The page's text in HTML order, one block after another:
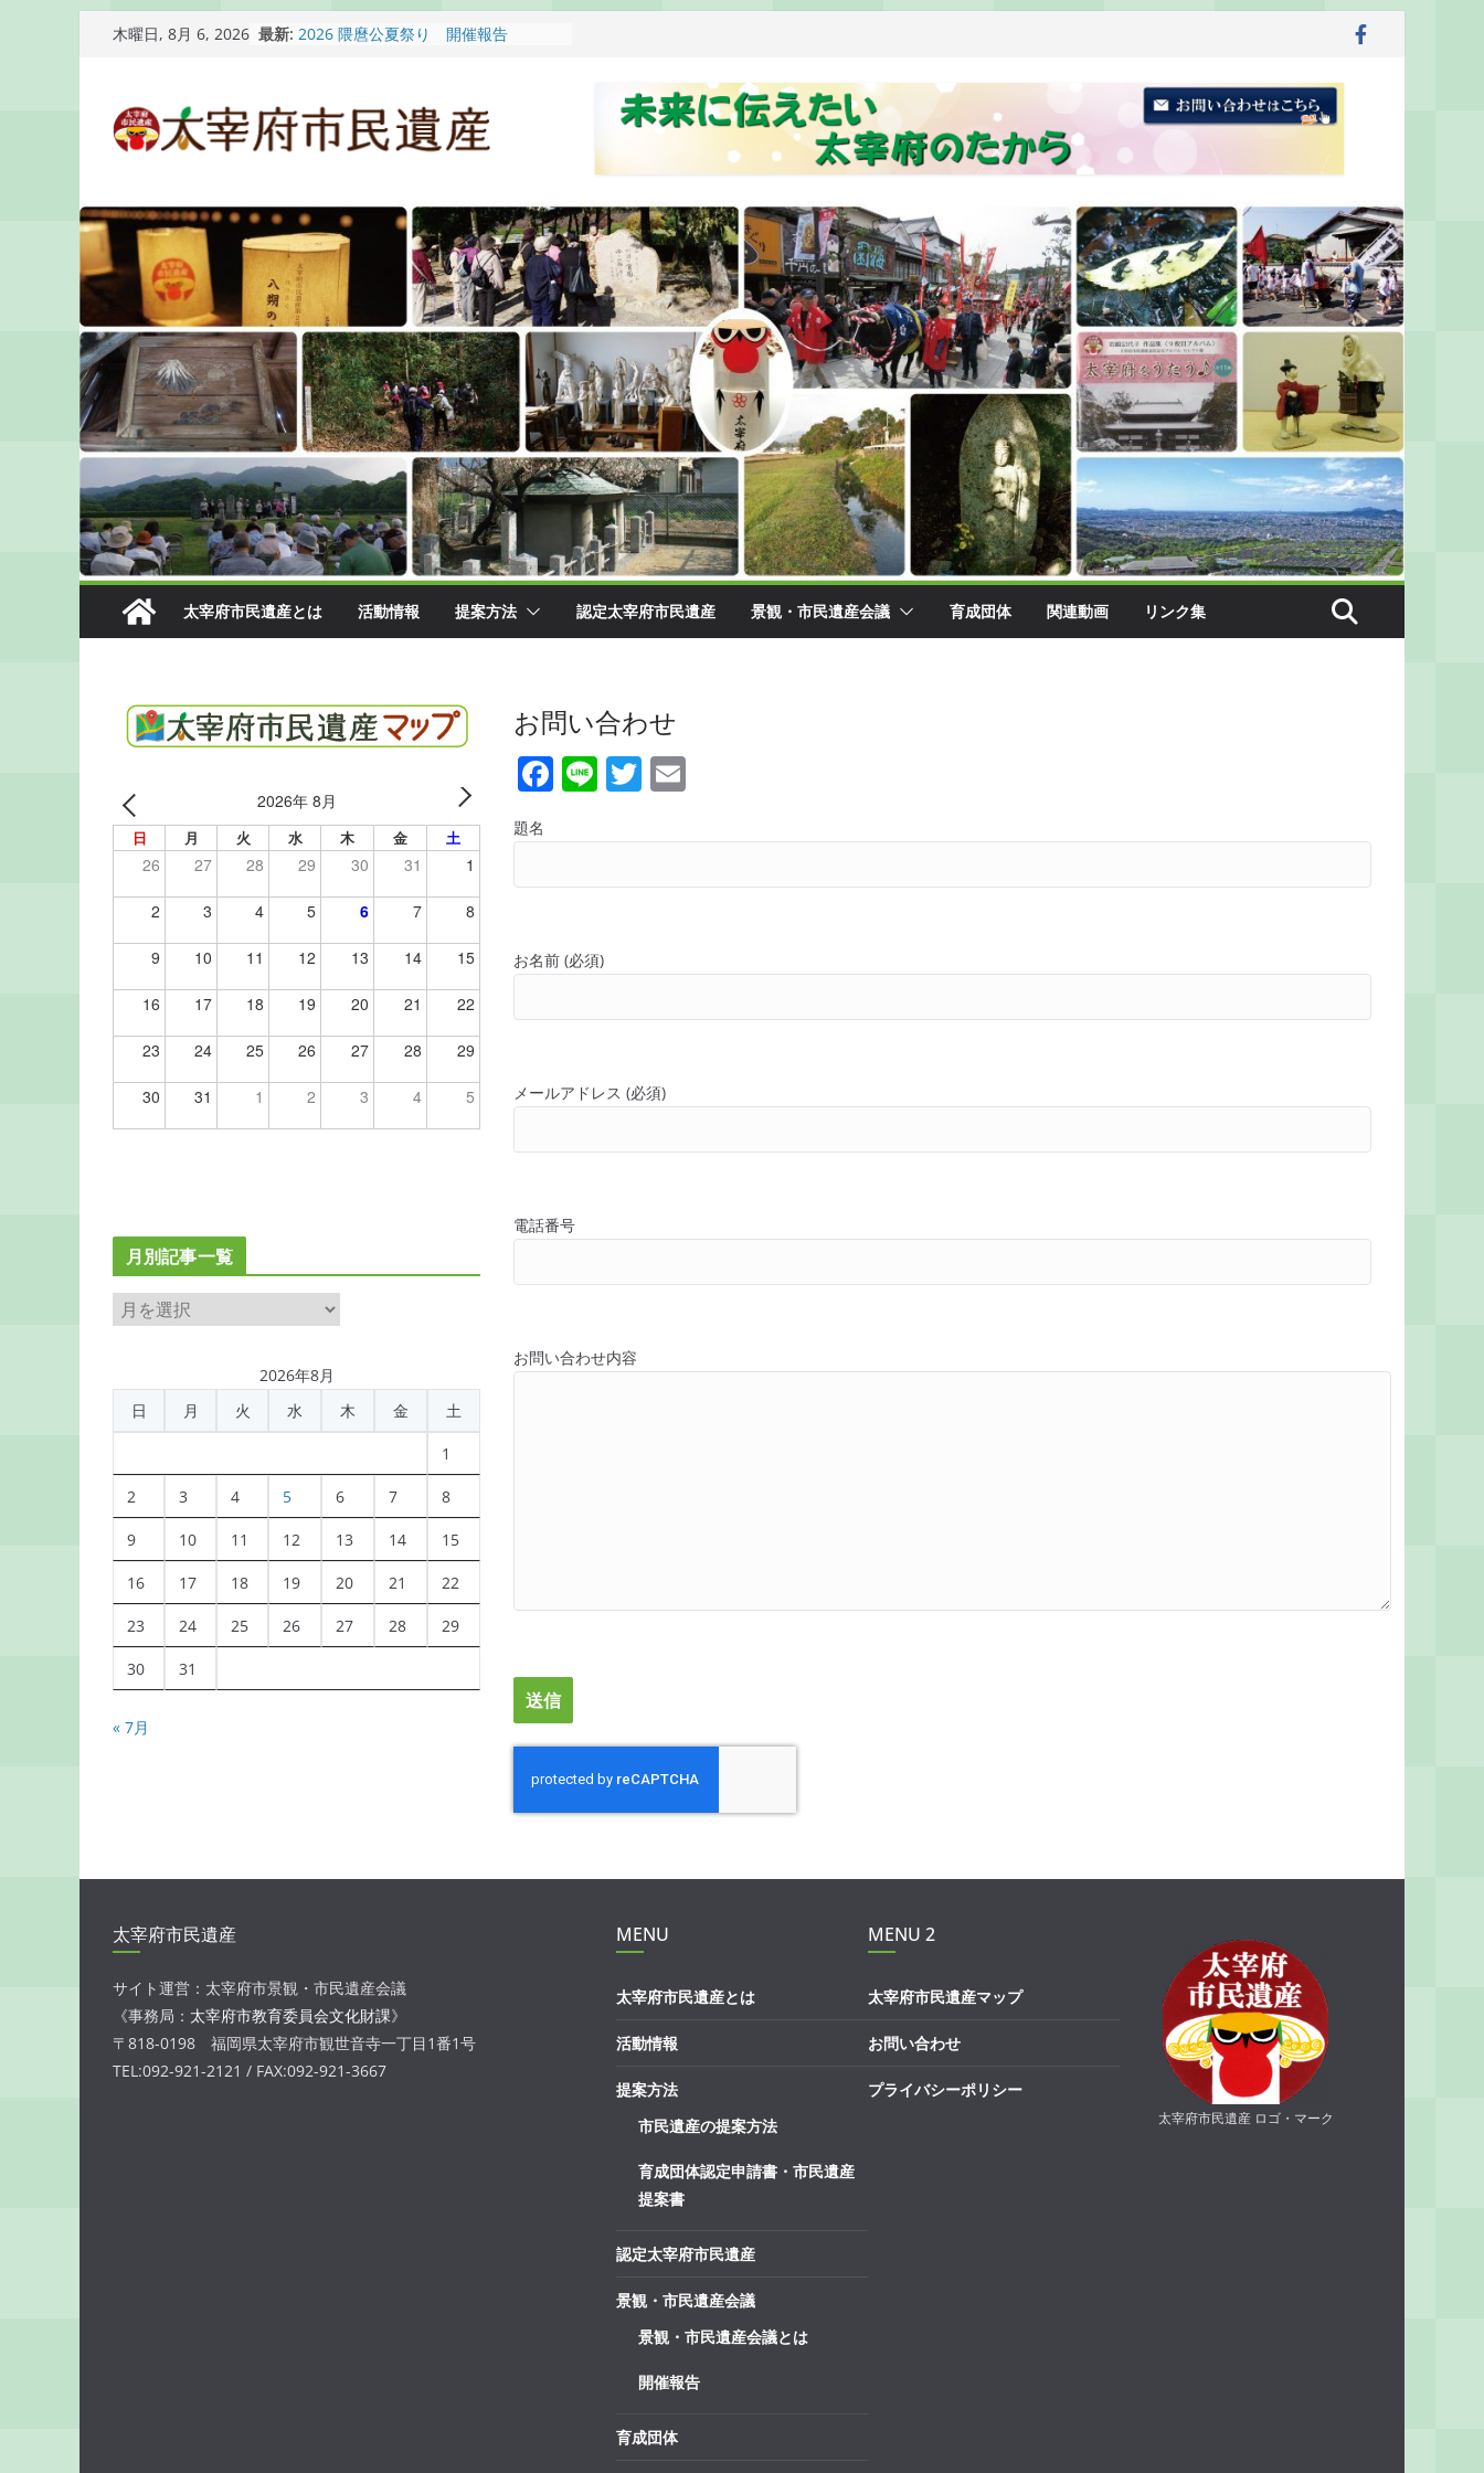
ス
ッ
プ
木曜日, 8月 6, 2026 最新: 2026 隈麿公夏祭り 開催報告
梅香苑夏まつり子どもみこし開催のお
知らせ
太宰府市民遺産とは 活動情報 提案方法 認定太宰府市民遺産 景観・市民遺産会議 育成団体 関連動画 リンク集
お問い合わせ
F
c
e
o
o
k
Li
e
T
itt
er
ai
l
題名
お名前 (必須)
メールアドレス (必須)
電話番号
お問い合わせ内容
2026年 8月
日 月 火 水 木 金 土
26 27 28 29 30 31 1
2 3 4 5 6 7 8
9 10 11 12 13 14 15
16 17 18 19 20 21 22
23 24 25 26 27 28 29
30 31 1 2 3 4 5
月別記事一覧
月
事
2026年8月
日
月 火 水 木 金 土
1
2 3 4 5 6 7 8
9 10 11 12 13 14 15
16 17 18 19 20 21 22
23 24 25 26 27 28 29
30 31
« 7月
太宰府市民遺産
サイト運営：太宰府市景観・市民遺産会議
《事務局： 太宰府市教育委員会文化財課》
〒818-0198 福岡県太宰府市観世音寺一丁目1番1号
TEL:092-921-2121 / FAX:092-921-3667
MENU
太宰府市民遺産とは
活動情報
提案方法
市民遺産の提案方法
育成団体認定申請書・市民遺産
提案書
認定太宰府市民遺産
景観・市民遺産会議
景観・市民遺産会議とは
開催報告
育成団体
MENU 2
太宰府市民遺産マップ
お問い合わせ
プライバシーポリシー
太宰府市民遺産 ロゴ・マーク